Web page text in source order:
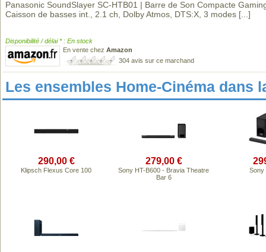
Panasonic SoundSlayer SC-HTB01 | Barre de Son Compacte
Caisson de basses int., 2.1 ch, Dolby Atmos, DTS:X, 3 modes [...]
Disponibilité / délai * : En stock
En vente chez Amazon
304 avis sur ce marchand
Les ensembles Home-Cinéma dans
290,00 €
Klipsch Flexus Core 100
279,00 €
Sony HT-B600 - Bravia Theatre
Bar 6
Sony